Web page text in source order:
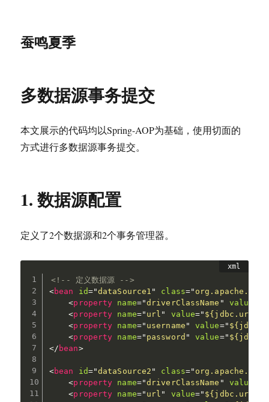
蚕鸣夏季
多数据源事务提交
本文展示的代码均以Spring-AOP为基础，使用切面的
方式进行多数据源事务提交。
1. 数据源配置
定义了2个数据源和2个事务管理器。
<!-- 定义数据源 -->
<bean id="dataSource1 " class="
<property name="driverClassName " value
<property name=" url " value=" ${jdbc.url}
<property name=" username " value="
<property name=" password " value="
</ bean>
<bean id="dataSource2 " class="
<property name="driverClassName " value
<property name=" url " value=" ${jdbc.url2}